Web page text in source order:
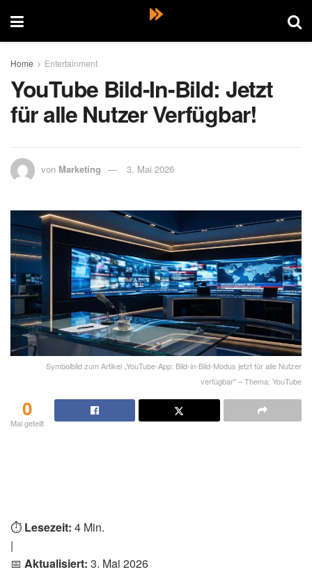
Home Entertainment
YouTube Bild-In-Bild: Jetzt
für alle Nutzer Verfügbar!
von Marketing 3. Mai 2026
Symbolbild zum Artikel „YouTube-App: Bild-in-Bild-Modus jetzt für alle Nutzer
verfügbar" – Thema: YouTube
0
Mal geteilt
⏱️ Lesezeit: 4 Min.
|
📅 Aktualisiert: 3. Mai 2026